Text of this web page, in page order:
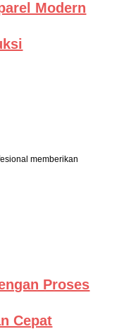
Modern
memberikan
Proses
Cepat